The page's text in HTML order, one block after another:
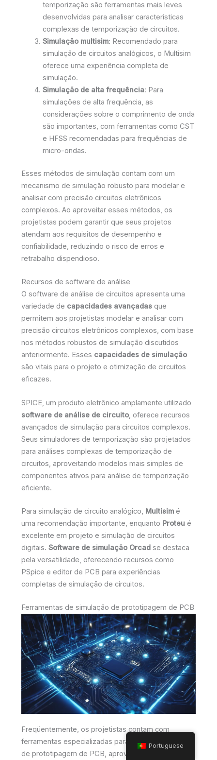
temporização são ferramentas mais leves
desenvolvidas para analisar características
complexas de temporização de circuitos.
Simulação multisim: Recomendado para
simulação de circuitos analógicos, o Multisim
oferece uma experiência completa de
simulação.
Simulação de alta frequência: Para
simulações de alta frequência, as
considerações sobre o comprimento de onda
são importantes, com ferramentas como CST
e HFSS recomendadas para frequências de
micro-ondas.
Esses métodos de simulação contam com um
mecanismo de simulação robusto para modelar e
analisar com precisão circuitos eletrônicos
complexos. Ao aproveitar esses métodos, os
projetistas podem garantir que seus projetos
atendam aos requisitos de desempenho e
confiabilidade, reduzindo o risco de erros e
retrabalho dispendioso.
Recursos de software de análise
O software de análise de circuitos apresenta uma
variedade de capacidades avançadas que
permitem aos projetistas modelar e analisar com
precisão circuitos eletrônicos complexos, com base
nos métodos robustos de simulação discutidos
anteriormente. Esses capacidades de simulação
são vitais para o projeto e otimização de circuitos
eficazes.
SPICE, um produto eletrônico amplamente utilizado
software de análise de circuito , oferece recursos
avançados de simulação para circuitos complexos.
Seus simuladores de temporização são projetados
para análises complexas de temporização de
circuitos, aproveitando modelos mais simples de
componentes ativos para análise de temporização
eficiente.
Para simulação de circuito analógico, Multisim é
uma recomendação importante, enquanto Proteu é
excelente em projeto e simulação de circuitos
digitais. Software de simulação Orcad se destaca
pela versatilidade, oferecendo recursos como
PSpice e editor de PCB para experiências
completas de simulação de circuitos.
Ferramentas de simulação de prototipagem de PCB
Freqüentemente, os projetistas contam com
ferramentas especializadas para agilizar o processo
de prototipagem de PCB, aproveitando os recursos
Portuguese